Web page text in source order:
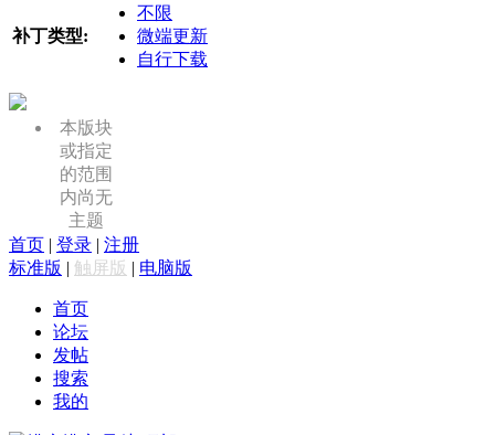
补丁类型:
不限
微端更新
自行下载
本版块
或指定
的范围
内尚无
主题
首页 | 登录 | 注册
标准版 | 触屏版 | 电脑版
首页
论坛
发帖
搜索
我的